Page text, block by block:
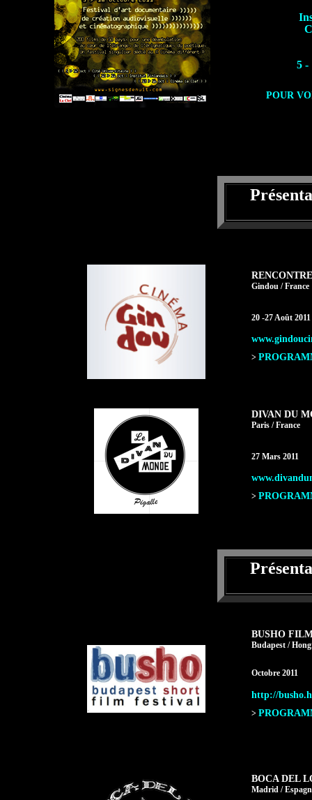
5 -
POUR
Gindou / France
20 -27 Août 2011
>
DIVAN DU
Paris / France
27 Mars 2011
>
BUSHO
Budapest /
Octobre 2011
http://
>
BOCA DEL
Madrid /